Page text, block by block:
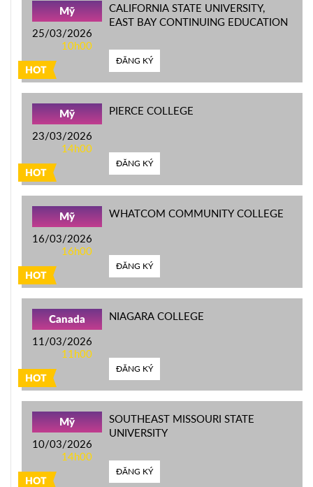
HOT
Mỹ
25/03/2026
10h00
CALIFORNIA STATE UNIVERSITY,
EAST BAY CONTINUING EDUCATION
ĐĂNG KÝ
HOT
Mỹ
23/03/2026
14h00
PIERCE COLLEGE
ĐĂNG KÝ
HOT
Mỹ
16/03/2026
16h00
WHATCOM COMMUNITY COLLEGE
ĐĂNG KÝ
HOT
Canada
11/03/2026
11h00
NIAGARA COLLEGE
ĐĂNG KÝ
HOT
Mỹ
10/03/2026
14h00
SOUTHEAST MISSOURI STATE
UNIVERSITY
ĐĂNG KÝ